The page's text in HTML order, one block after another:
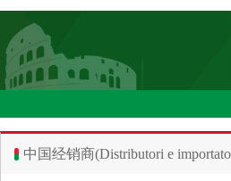
中国经销商(Distributori e